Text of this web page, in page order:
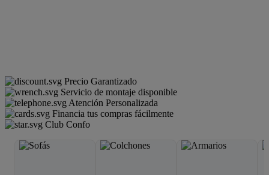
Precio Garantizado
Servicio de montaje disponible
Atención Personalizada
Financia tus compras fácilmente
Club Confo